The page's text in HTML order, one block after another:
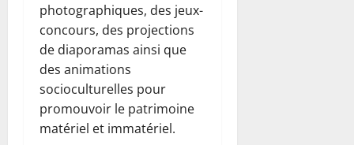
photographiques, des jeux-
concours, des projections
de diaporamas ainsi que
des animations
socioculturelles pour
promouvoir le patrimoine
matériel et immatériel.